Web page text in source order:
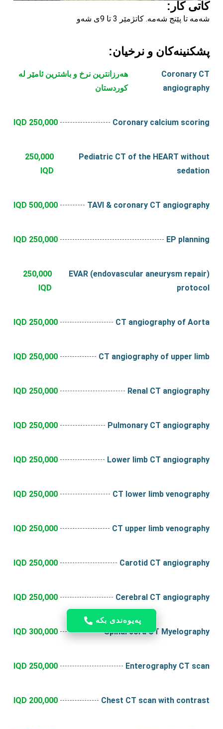
کاتی کار:
شەمە تا پێنج شەمە. کاتژمێر 3 تا 9ی شەو
پشکنینەکان و نرخیان:
Coronary CT
angiography
هەرزانترین نرخ و باشترین ئامێر لە
کوردستان
Coronary calcium scoring
250,000 IQD
Pediatric CT of the HEART without
sedation
250,000
IQD
TAVI & coronary CT angiography
500,000 IQD
EP planning
250,000 IQD
EVAR (endovascular aneurysm repair)
protocol
250,000
IQD
CT angiography of Aorta
250,000 IQD
CT angiography of upper limb
250,000 IQD
Renal CT angiography
250,000 IQD
Pulmonary CT angiography
250,000 IQD
Lower limb CT angiography
250,000 IQD
CT lower limb venography
250,000 IQD
CT upper limb venography
250,000 IQD
Carotid CT angiography
250,000 IQD
Cerebral CT angiography
250,000 IQD
Spinal cord CT Myelography
300,000 IQD
Enterography CT scan
250,000 IQD
Chest CT scan with contrast
200,000 IQD
پەیوەندی بکە